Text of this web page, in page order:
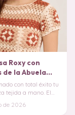
Roxy con
de la Abuela
con total éxito tu
tejida a mano. El
de 2026